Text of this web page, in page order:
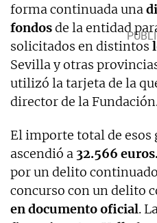
forma continuada una
fondosde la entidad
solicitados en distintos
Sevilla y otras
utilizó la tarjeta de la
director de la
El importe total de esos
ascendió a 32.566
por un delito
concurso con un delito
en documento oficial.